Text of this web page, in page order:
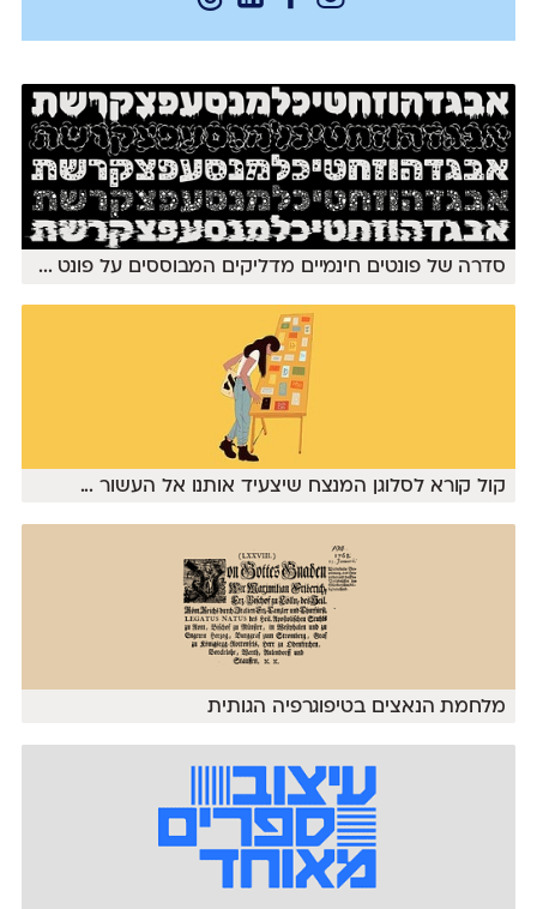
סדרה של פונטים חינמיים מדליקים המבוססים על פונט ...
קול קורא לסלוגן המנצח שיצעיד אותנו אל העשור...
מלחמת הנאצים בטיפוגרפיה הגותית